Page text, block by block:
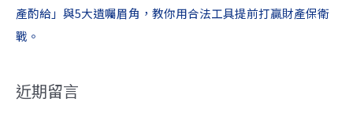
產酌給」與5大遺囑眉角，教你用合法工具提前打贏財產保衛
戰。
近期留言